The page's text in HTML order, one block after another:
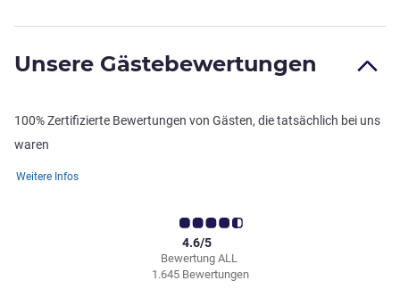
Unsere Gästebewertungen
100% Zertifizierte Bewertungen von Gästen, die tatsächlich bei uns
waren
Weitere Infos
Bewertung ALL
4.6/5
1.645 Bewertungen